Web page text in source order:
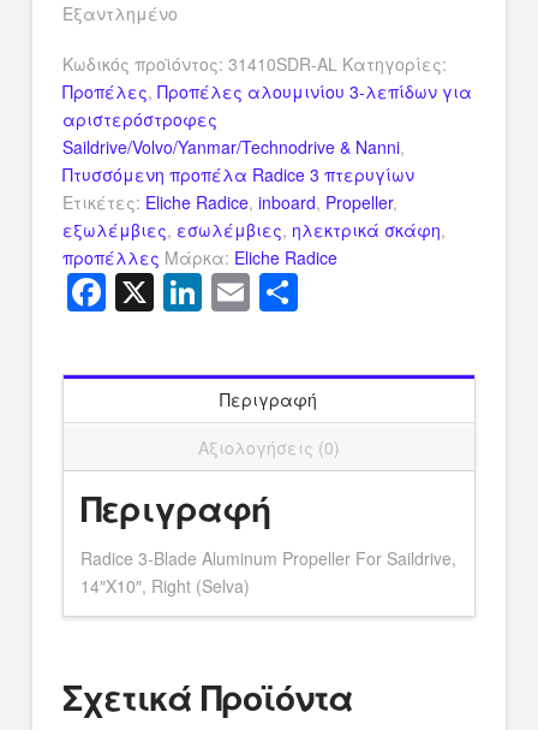
Εξαντλημένο
Κωδικός προϊόντος: 31410SDR-AL Κατηγορίες:
Προπέλες, Προπέλες αλουμινίου 3-λεπίδων για
αριστερόστροφες
Saildrive/Volvo/Yanmar/Technodrive & Nanni,
Πτυσσόμενη προπέλα Radice 3 πτερυγίων
Ετικέτες: Eliche Radice, inboard, Propeller,
εξωλέμβιες, εσωλέμβιες, ηλεκτρικά σκάφη,
προπέλλες Μάρκα: Eliche Radice
Facebook
X LinkedIn
Email
Περιγραφή
Αξιολογήσεις (0)
Περιγραφή
Radice 3-Blade Aluminum Propeller For Saildrive,
14″X10″, Right (Selva)
Σχετικά Προϊόντα